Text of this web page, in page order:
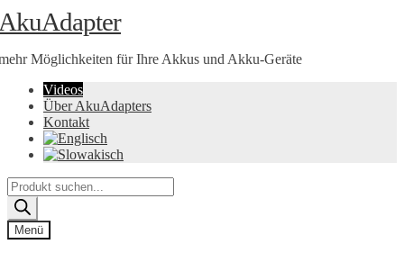
Zur
Navigation
Zum
Inhalt
Möglichkeiten für Ihre Akkus und Akku-Geräte
Videos
Über AkuAdapters
Kontakt
Products
search
Menü